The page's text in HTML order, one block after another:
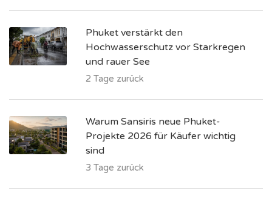
Phuket verstärkt den
Hochwasserschutz vor Starkregen
und rauer See
2 Tage zurück
Warum Sansiris neue Phuket-
Projekte 2026 für Käufer wichtig
sind
3 Tage zurück